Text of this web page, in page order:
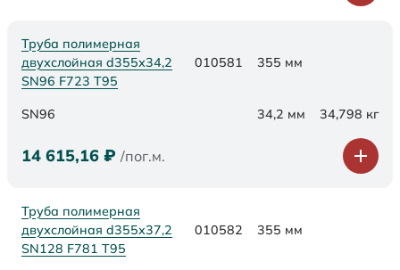
Труба полимерная
двухслойная d355х34,2
SN96 F723 Т95
010581 355 мм
SN96 34,2 мм 34,798 кг
14 615,16 ₽ /пог.м.
Труба полимерная
двухслойная d355х37,2
SN128 F781 Т95
010582 355 мм